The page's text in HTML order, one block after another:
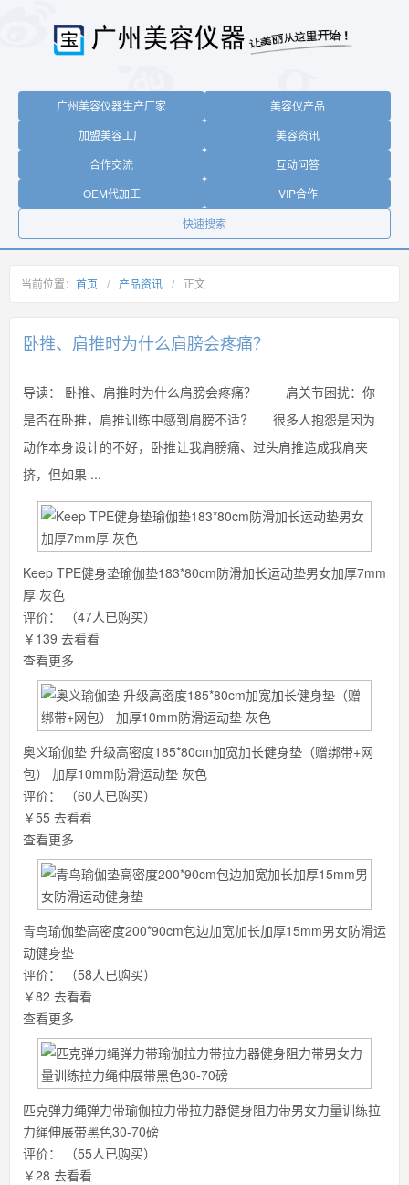
广州美容仪器生产厂家
美容仪产品
加盟美容工厂
美容资讯
合作交流
互动问答
OEM代加工
VIP合作
快速搜索
当前位置： 首页 / 产品资讯 / 正文
卧推、肩推时为什么肩膀会疼痛？
导读：
卧推、肩推时为什么肩膀会疼痛？ 肩关节困扰：你
是否在卧推，肩推训练中感到肩膀不适? 很多人抱怨是因为
动作本身设计的不好，卧推让我肩膀痛、过头肩推造成我肩夹
挤，但如果 ...
Keep TPE健身垫瑜伽垫183*80cm防滑加长运动垫男女加厚7mm
厚 灰色
评价：
（47人已购买）
￥139 去看看
查看更多
奥义瑜伽垫 升级高密度185*80cm加宽加长健身垫（赠绑带+网
包） 加厚10mm防滑运动垫 灰色
评价：
（60人已购买）
￥55 去看看
查看更多
青鸟瑜伽垫高密度200*90cm包边加宽加长加厚15mm男女防滑运
动健身垫
评价：
（58人已购买）
￥82 去看看
查看更多
匹克弹力绳弹力带瑜伽拉力带拉力器健身阻力带男女力量训练拉
力绳伸展带黑色30-70磅
评价：
（55人已购买）
￥28 去看看